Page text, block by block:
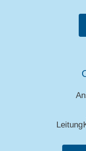
Leitung